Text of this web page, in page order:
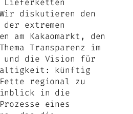
Lieferketten
diskutieren den
extremen
am Kakaomarkt, den
Transparenz im
und die Vision für
künftig
regional zu
in die
eines